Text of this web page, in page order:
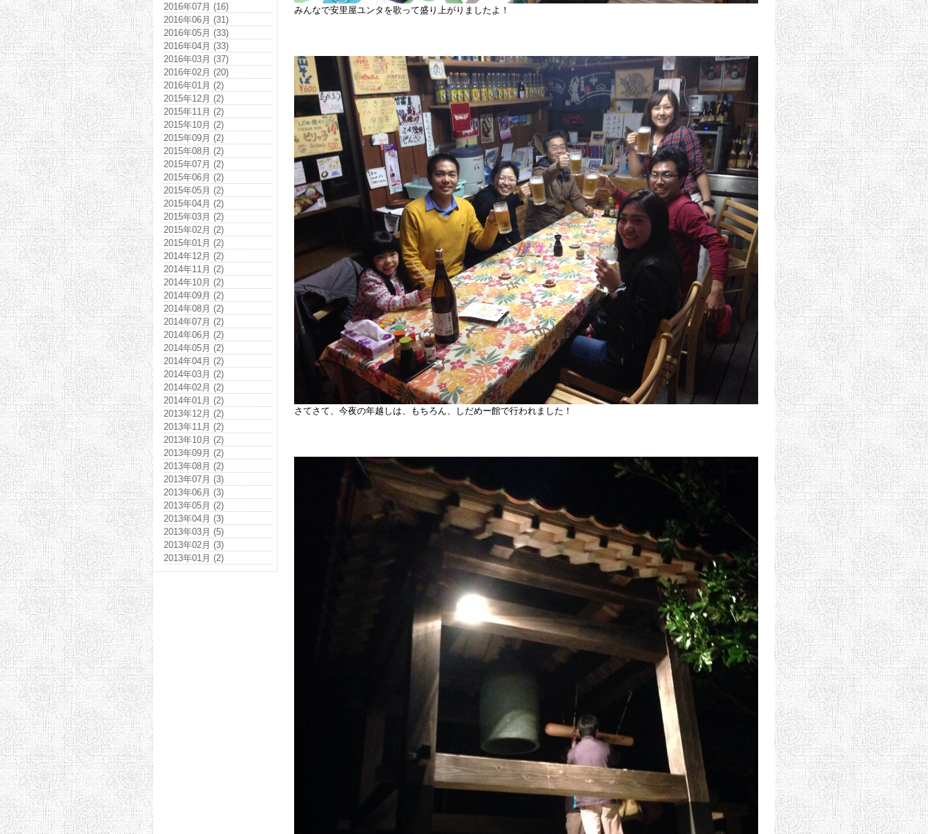
みんなで安里屋ユンタを歌って盛り上がりましたよ！
さてさて、今夜の年越しは、もちろん、しだめー館で行われました！
2016年07月 (16)
2016年06月 (31)
2016年05月 (33)
2016年04月 (33)
2016年03月 (37)
2016年02月 (20)
2016年01月 (2)
2015年12月 (2)
2015年11月 (2)
2015年10月 (2)
2015年09月 (2)
2015年08月 (2)
2015年07月 (2)
2015年06月 (2)
2015年05月 (2)
2015年04月 (2)
2015年03月 (2)
2015年02月 (2)
2015年01月 (2)
2014年12月 (2)
2014年11月 (2)
2014年10月 (2)
2014年09月 (2)
2014年08月 (2)
2014年07月 (2)
2014年06月 (2)
2014年05月 (2)
2014年04月 (2)
2014年03月 (2)
2014年02月 (2)
2014年01月 (2)
2013年12月 (2)
2013年11月 (2)
2013年10月 (2)
2013年09月 (2)
2013年08月 (2)
2013年07月 (3)
2013年06月 (3)
2013年05月 (2)
2013年04月 (3)
2013年03月 (5)
2013年02月 (3)
2013年01月 (2)